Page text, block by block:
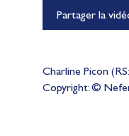
Partager la
Charline Picon
Copyright: ©